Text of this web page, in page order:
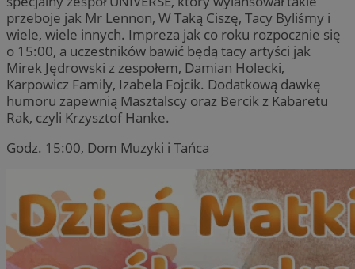
przeboje jak Mr Lennon, W Taką Ciszę, Tacy Byliśmy i
wiele, wiele innych. Impreza jak co roku rozpocznie się
o 15:00, a uczestników bawić będą tacy artyści jak
Mirek Jędrowski z zespołem, Damian Holecki,
Karpowicz Family, Izabela Fojcik. Dodatkową dawkę
humoru zapewnią Masztalscy oraz Bercik z Kabaretu
Rak, czyli Krzysztof Hanke.
Godz. 15:00, Dom Muzyki i Tańca